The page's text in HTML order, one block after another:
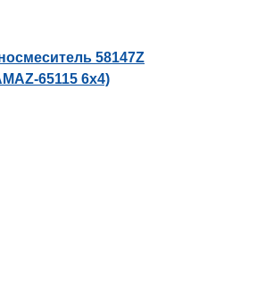
58147Z
65115 6х4)